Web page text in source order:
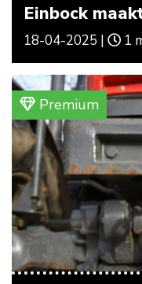
Einbock
18-04-2025 | 1
Premium